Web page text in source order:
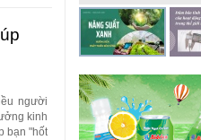
người
kinh
bạn "hốt